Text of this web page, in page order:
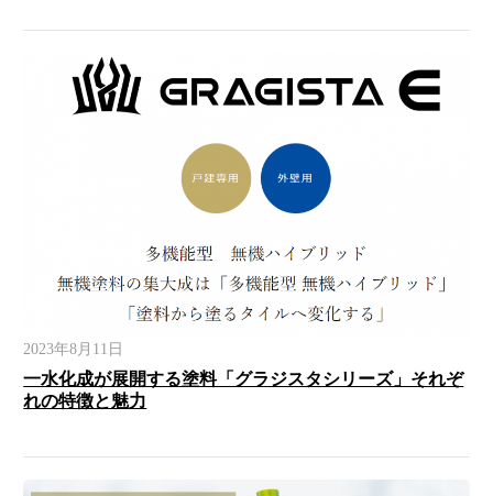
2023年8月11日
一水化成が展開する塗料「グラジスタシリーズ」それぞ
れの特徴と魅力